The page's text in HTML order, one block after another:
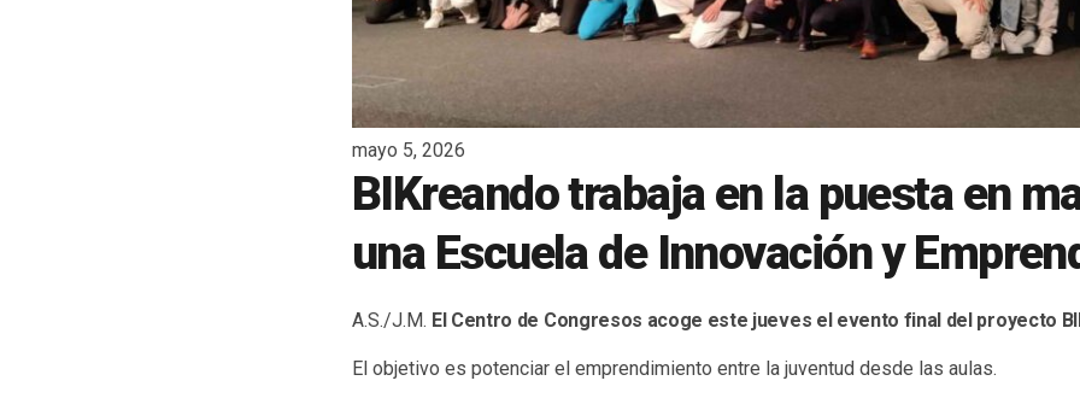
mayo 5, 2026
BIKreando trabaja en la puesta en
una Escuela de Innovación y
A.S./J.M. El Centro de Congresos acoge este jueves el evento final del proyecto
El objetivo es potenciar el emprendimiento entre la juventud desde las aulas.